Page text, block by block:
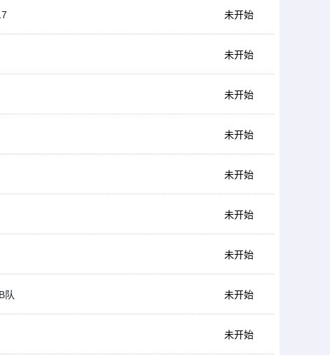
未开始
未开始
未开始
未开始
未开始
未开始
未开始
队 未开始
未开始